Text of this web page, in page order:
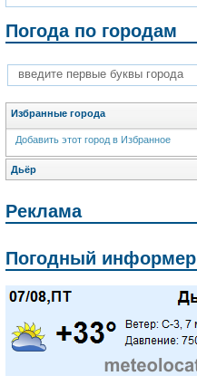
Погода по городам
Избранные города
Добавить этот город в Избранное
Дьёр
Реклама
Погодный информер